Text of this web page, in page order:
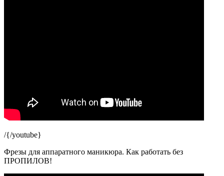
/{/youtube}
Фрезы для аппаратного маникюра. Как работать без
ПРОПИЛОВ!